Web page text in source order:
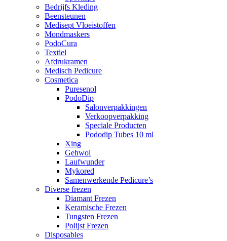
Bedrijfs Kleding
Beensteunen
Medisept Vloeistoffen
Mondmaskers
PodoCura
Textiel
Afdrukramen
Medisch Pedicure
Cosmetica
Puresenol
PodoDip
Salonverpakkingen
Verkoopverpakking
Speciale Producten
Pododip Tubes 10 ml
Xing
Gehwol
Laufwunder
Mykored
Samenwerkende Pedicure’s
Diverse frezen
Diamant Frezen
Keramische Frezen
Tungsten Frezen
Polijst Frezen
Disposables